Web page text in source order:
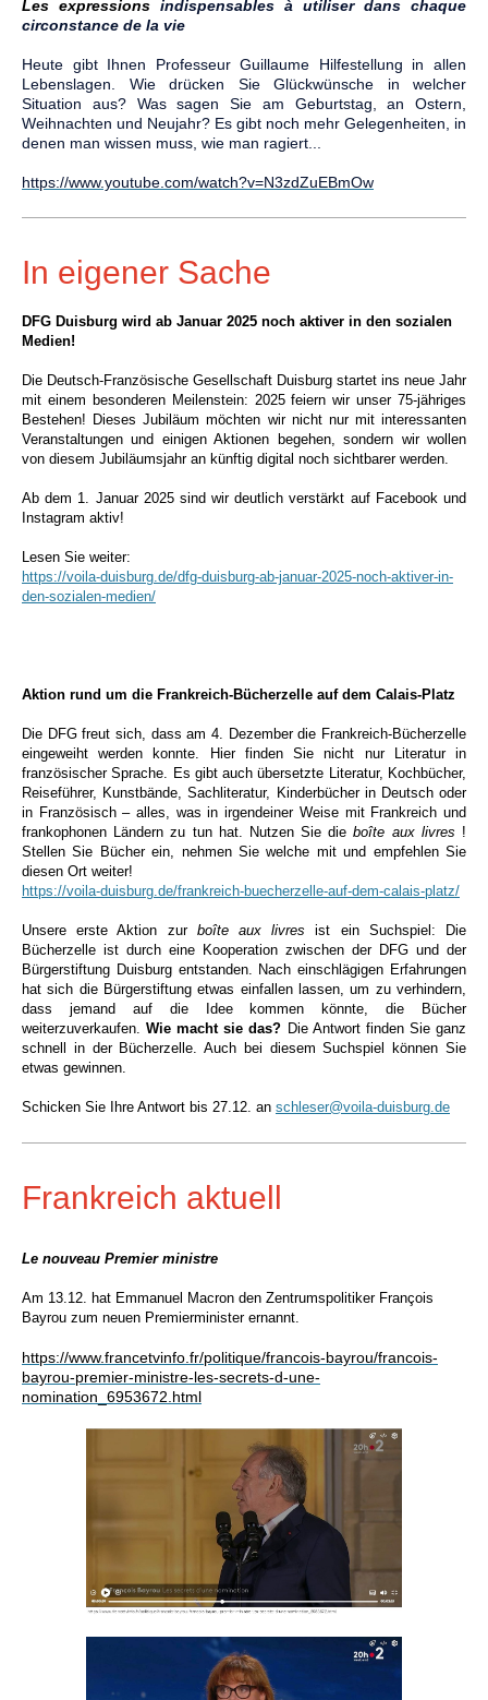
Les expressions indispensables à utiliser dans chaque
circonstance de la vie
Heute gibt Ihnen Professeur Guillaume Hilfestellung in allen
Lebenslagen. Wie drücken Sie Glückwünsche in welcher
Situation aus? Was sagen Sie am Geburtstag, an Ostern,
Weihnachten und Neujahr? Es gibt noch mehr Gelegenheiten, in
denen man wissen muss, wie man ragiert...
https://www.youtube.com/watch?v=N3zdZuEBmOw
In eigener Sache
DFG Duisburg wird ab Januar 2025 noch aktiver in den sozialen
Medien!
Die Deutsch-Französische Gesellschaft Duisburg startet ins neue Jahr
mit einem besonderen Meilenstein: 2025 feiern wir unser 75-jähriges
Bestehen! Dieses Jubiläum möchten wir nicht nur mit interessanten
Veranstaltungen und einigen Aktionen begehen, sondern wir wollen
von diesem Jubiläumsjahr an künftig digital noch sichtbarer werden.
Ab dem 1. Januar 2025 sind wir deutlich verstärkt auf Facebook und
Instagram aktiv!
Lesen Sie weiter:
https://voila-duisburg.de/dfg-duisburg-ab-januar-2025-noch-aktiver-in-
den-sozialen-medien/
Aktion rund um die Frankreich-Bücherzelle auf dem Calais-Platz
Die DFG freut sich, dass am 4. Dezember die Frankreich-Bücherzelle
eingeweiht werden konnte. Hier finden Sie nicht nur Literatur in
französischer Sprache. Es gibt auch übersetzte Literatur, Kochbücher,
Reiseführer, Kunstbände, Sachliteratur, Kinderbücher in Deutsch oder
in Französisch – alles, was in irgendeiner Weise mit Frankreich und
frankophonen Ländern zu tun hat. Nutzen Sie dieboîte aux livres !
Stellen Sie Bücher ein, nehmen Sie welche mit und empfehlen Sie
diesen Ort weiter!
https://voila-duisburg.de/frankreich-buecherzelle-auf-dem-calais-platz/
Unsere erste Aktion zur boîte aux livres ist ein Suchspiel: Die
Bücherzelle ist durch eine Kooperation zwischen der DFG und der
Bürgerstiftung Duisburg entstanden. Nach einschlägigen Erfahrungen
hat sich die Bürgerstiftung etwas einfallen lassen, um zu verhindern,
dass jemand auf die Idee kommen könnte, die Bücher
weiterzuverkaufen. Wie macht sie das? Die Antwort finden Sie ganz
schnell in der Bücherzelle.Auch bei diesem Suchspiel können Sie
etwas gewinnen.
Schicken Sie Ihre Antwort bis 27.12. an schleser@voila-duisburg.de
Frankreich aktuell
Le nouveau Premier ministre
Am 13.12. hat Emmanuel Macron den Zentrumspolitiker François
Bayrou zum neuen Premierminister ernannt.
https://www.francetvinfo.fr/politique/francois-bayrou/francois-
bayrou-premier-ministre-les-secrets-d-une-
nomination_6953672.html